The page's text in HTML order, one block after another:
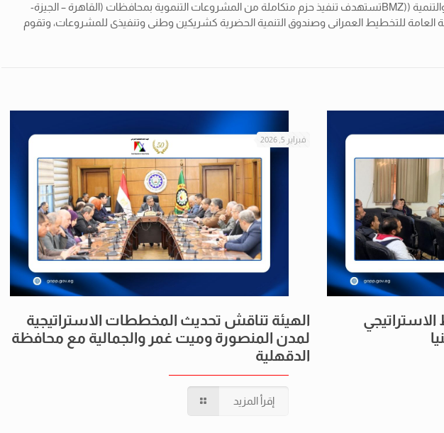
ومن الجدير بالذكر أن محفظة التعاون الإنمائي من خلال الإتحاد الأوروبى والوزارة الألمانيةالفيدرالية للتعاون الاقتصادي والتنمية ((BMZتستهدف تنفيذ حزم متكاملة من المشروعات التنموية بمحافظات (القاهرة – الجيزة-
العامة للتخطيط العمرانى وصندوق التنمية الحضرية كشريكين وطنى وتنفيذى للمشروعات، وتقوم
فبراير 5, 2026
الهيئة تناقش تحديث المخططات الاستراتيجية
لمدن المنصورة وميت غمر والجمالية مع محافظة
الدقهلية
إقرأ المزيد